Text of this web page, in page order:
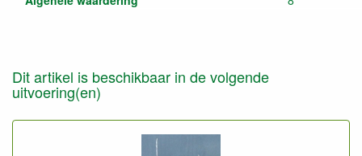
Dit artikel is beschikbaar in de volgende
uitvoering(en)